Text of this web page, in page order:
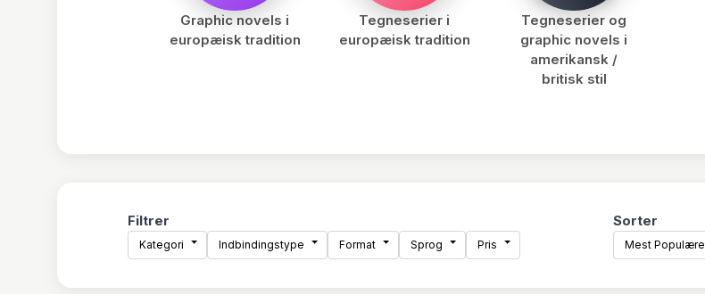
Graphic novels i
europæisk tradition
Tegneserier i
europæisk tradition
Tegneserier og
graphic novels i
amerikansk /
britisk stil
Filtrer
Kategori Indbindingstype Format Sprog Pris
Sorter
Mest Populære